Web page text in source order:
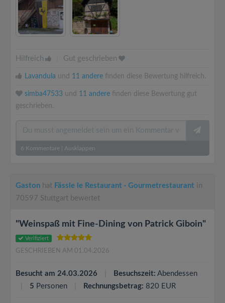
Hilfreich Gut geschrieben
Lavandula und 11 andere finden diese Bewertung hilfreich.
simba47533 und 11 andere finden diese Bewertung gut
geschrieben.
6 Kommentare Ausklappen
Gaston hat Fässle le Restaurant · Gourmetrestaurant in
70597 Stuttgart bewertet
"Weinspaß mit Fine-Dining von Patrick Giboin"
Verifiziert
GESCHRIEBEN AM 01.04.2026
Besucht am 24.03.2026 Besuchszeit: Abendessen
5 Personen Rechnungsbetrag: 820 EUR